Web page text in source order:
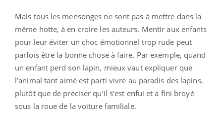
Mais tous les mensonges ne sont pas à mettre dans la
même hotte, à en croire les auteurs. Mentir aux enfants
pour leur éviter un choc émotionnel trop rude peut
parfois être la bonne chose à faire. Par exemple, quand
un enfant perd son lapin, mieux vaut expliquer que
l’animal tant aimé est parti vivre au paradis des lapins,
plutôt que de préciser qu’il s’est enfui et a fini broyé
sous la roue de la voiture familiale.